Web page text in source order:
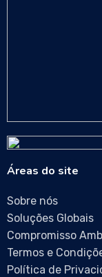
Áreas do site
Sobre nós
Soluções Globais
Compromisso
Termos e
Política de